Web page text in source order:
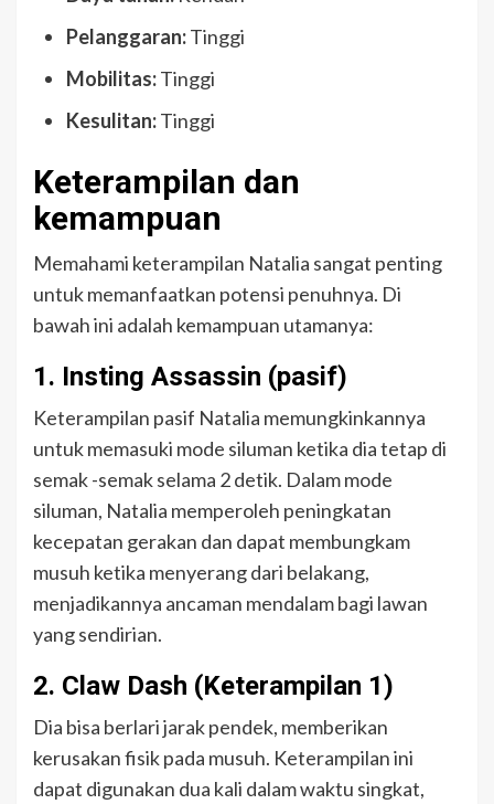
Pelanggaran:Tinggi
Mobilitas:Tinggi
Kesulitan:Tinggi
Keterampilan dan
kemampuan
Memahami keterampilan Natalia sangat penting
untuk memanfaatkan potensi penuhnya. Di
bawah ini adalah kemampuan utamanya:
1. Insting Assassin (pasif)
Keterampilan pasif Natalia memungkinkannya
untuk memasuki mode siluman ketika dia tetap di
semak -semak selama 2 detik. Dalam mode
siluman, Natalia memperoleh peningkatan
kecepatan gerakan dan dapat membungkam
musuh ketika menyerang dari belakang,
menjadikannya ancaman mendalam bagi lawan
yang sendirian.
2. Claw Dash (Keterampilan 1)
Dia bisa berlari jarak pendek, memberikan
kerusakan fisik pada musuh. Keterampilan ini
dapat digunakan dua kali dalam waktu singkat,